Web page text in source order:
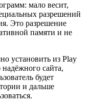
мало весит,
разрешений
Это разрешение
памяти и не
установить из Play
сайта,
будет
и дальше